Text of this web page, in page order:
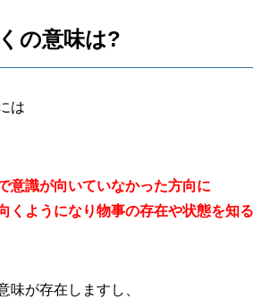
の意味は?
は
意識が向いていなかった方向に
くようになり物事の存在や状態を知る
味が存在しますし、